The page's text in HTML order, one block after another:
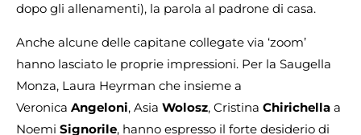
dopo gli allenamenti), la parola al padrone di casa.
Anche alcune delle capitane collegate via ‘zoom’
hanno lasciato le proprie impressioni. Per la Saugella
Monza, Laura Heyrman che insieme a
Veronica Angeloni, Asia Wolosz, Cristina Chirichella a
Noemi Signorile, hanno espresso il forte desiderio di